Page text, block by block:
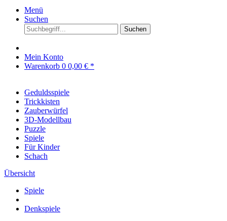
Menü
Suchen
Suchen
Mein Konto
Warenkorb 0 0,00 € *
Geduldsspiele
Trickkisten
Zauberwürfel
3D-Modellbau
Puzzle
Spiele
Für Kinder
Schach
Übersicht
Spiele
Denkspiele